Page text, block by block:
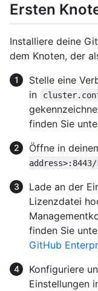
Ersten
Installiere deine
dem Knoten, der
Stelle eine
in
finden Sie
Öffne in
Lade an der
Lizenzdatei
finden Sie
GitHub
Konfiguriere
Einstellungen